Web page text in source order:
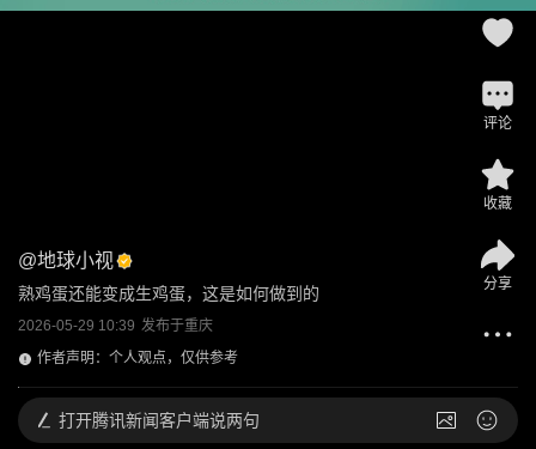
@地球小视
熟鸡蛋还能变成生鸡蛋，这是如何做到的
2026-05-29 10:39 发布于重庆
作者声明：个人观点，仅供参考
评论
收藏
分享
打开腾讯新闻客户端说两句